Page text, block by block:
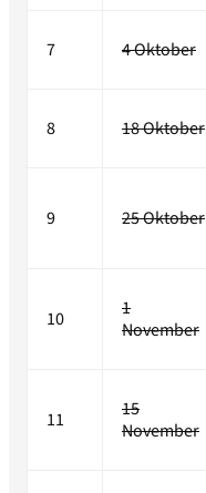
7 4 Oktober
8 18 Oktober
9 25 Oktober
10
1
November
11
15
November